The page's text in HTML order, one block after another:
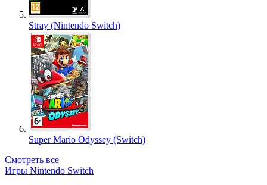
Stray (Nintendo Switch)
Super Mario Odyssey (Switch)
Смотреть все
Игры Nintendo Switch